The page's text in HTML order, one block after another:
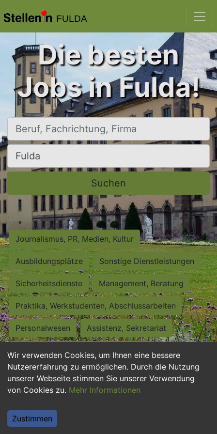
FULDA
Wir verwenden Cookies, um Ihnen eine bessere
Nutzererfahrung zu ermöglichen. Durch die Nutzung
unserer Webseite stimmen Sie unserer Verwendung
von Cookies zu. Mehr Informationen
Zustimmen
Die besten
Jobs in Fulda!
Beruf, Fachrichtung, Firma
Ort, Stadt
Suchen
Journalismus, PR, Medien, Kultur
Ausbildungsplätze Sonstige Dienstleistungen
Sicherheitsdienste Management, Beratung
Praktika, Werkstudenten, Abschlussarbeiten
Personalwesen Assistenz, Sekretariat
Hilfskräfte, Aushilfs- und Nebenjobs
Einkauf, Logistik, Materialwirtschaft
Weiterbildung, Studium, duale Ausbildung
Tourismus